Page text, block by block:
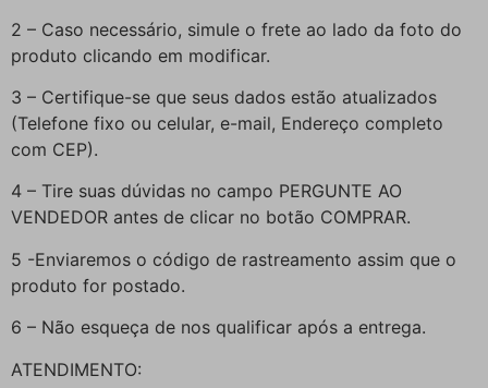
2 – Caso necessário, simule o frete ao lado da foto do
produto clicando em modificar.
3 – Certifique-se que seus dados estão atualizados
(Telefone fixo ou celular, e-mail, Endereço completo
com CEP).
4 – Tire suas dúvidas no campo PERGUNTE AO
VENDEDOR antes de clicar no botão COMPRAR.
5 -Enviaremos o código de rastreamento assim que o
produto for postado.
6 – Não esqueça de nos qualificar após a entrega.
ATENDIMENTO: